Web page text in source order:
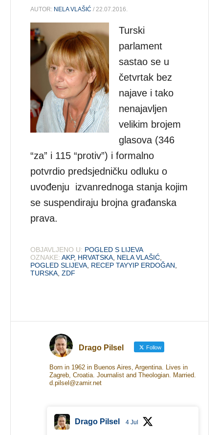
AUTOR: NELA VLAŠIĆ / 22.07.2016.
Turski
parlament
sastao se u
četvrtak bez
najave i tako
nenajavljen
velikim brojem
glasova (346
“za” i 115 “protiv”) i formalno
potvrdio predsjedničku odluku o
uvođenju izvanrednoga stanja kojim
se suspendiraju brojna građanska
prava.
OBJAVLJENO U: POGLED S LIJEVA
OZNAKE: AKP, HRVATSKA NELA VLAŠIĆ
POGLED SLIJEVA RECEP TAYYIP ERDOĞAN
TURSKA ,ZDF
Drago Pilsel Follow
Born in 1962 in Buenos Aires, Argentina. Lives in
Zagreb, Croatia. Journalist and Theologian. Married.
d.pilsel@zamir.net
Drago Pilsel 4 Jul